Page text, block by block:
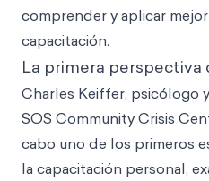
comprender y aplicar
capacitación.
La primera perspectiva
Charles Keiffer, psicólogo
SOS Community Crisis
cabo uno de los primeros
la capacitación personal,